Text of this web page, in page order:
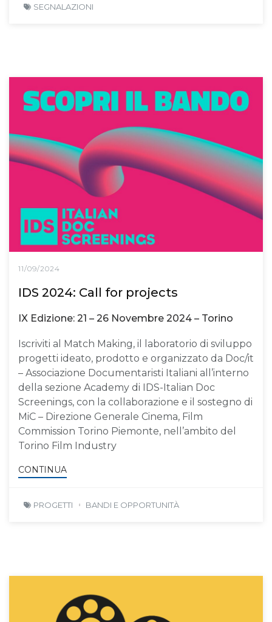
SEGNALAZIONI
11/09/2024
IDS 2024: Call for projects
IX Edizione: 21 – 26 Novembre 2024 – Torino
Iscriviti al Match Making, il laboratorio di sviluppo
progetti ideato, prodotto e organizzato da Doc/it
– Associazione Documentaristi Italiani all’interno
della sezione Academy di IDS-Italian Doc
Screenings, con la collaborazione e il sostegno di
MiC – Direzione Generale Cinema, Film
Commission Torino Piemonte, nell’ambito del
Torino Film Industry
CONTINUA
PROGETTI BANDI E OPPORTUNITÀ